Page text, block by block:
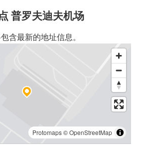
普罗夫迪夫机场
含最新的地址信息。
Protomaps©OpenStreetMap